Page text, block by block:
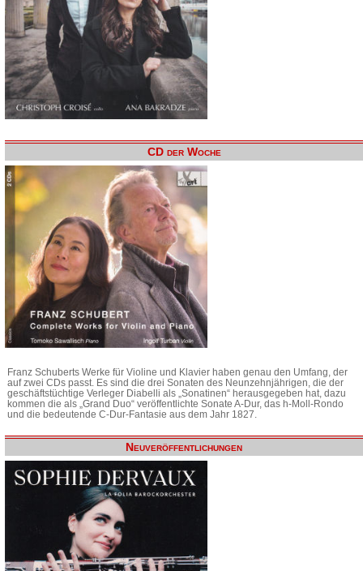
CD der Woche
Franz Schuberts Werke für Violine und Klavier haben genau den Umfang, der
auf zwei CDs passt. Es sind die drei Sonaten des Neunzehnjährigen, die der
geschäftstüchtige Verleger Diabelli als „Sonatinen“ herausgegeben hat, dazu
kommen die als „Grand Duo“ veröffentlichte Sonate A-Dur, das h-Moll-Rondo
und die bedeutende C-Dur-Fantasie aus dem Jahr 1827.
Neuveröffentlichungen